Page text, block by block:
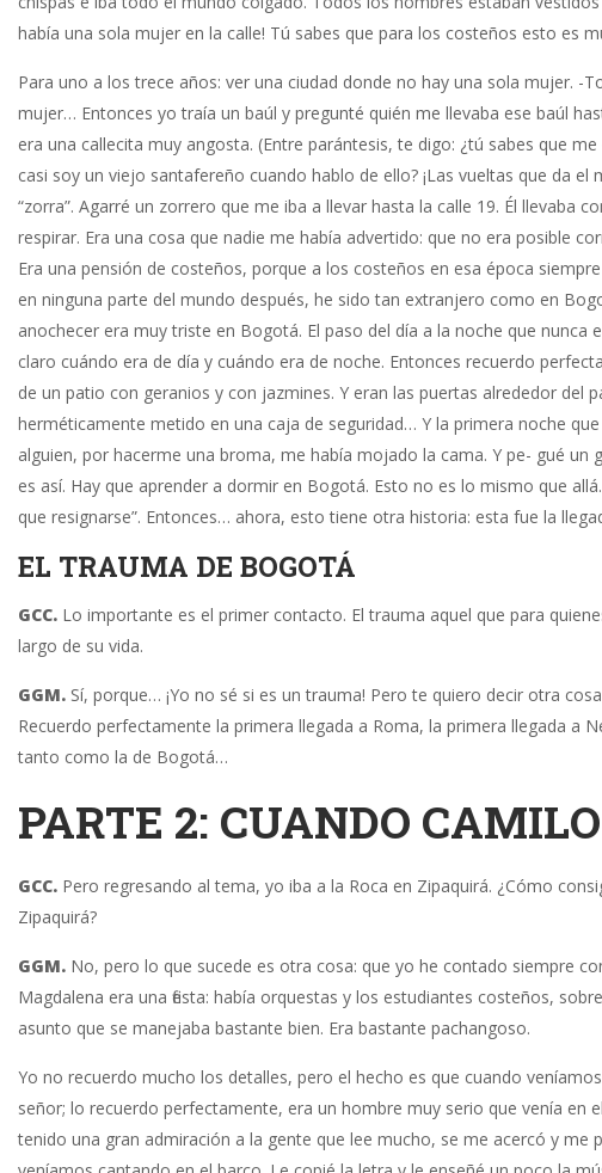
había una sola mujer en la calle! Tú sabes que para los costeños esto es
Para uno a los trece años: ver una ciudad donde no hay una sola mujer. -
mujer… Entonces yo traía un baúl y pregunté quién me llevaba ese baúl
era una callecita muy angosta. (Entre parántesis, te digo: ¿tú sabes que
casi soy un viejo santafereño cuando hablo de ello? ¡Las vueltas que da
“zorra”. Agarré un zorrero que me iba a llevar hasta la calle 19. Él llevaba
respirar. Era una cosa que nadie me había advertido: que no era posible
Era una pensión de costeños, porque a los costeños en esa época
en ninguna parte del mundo después, he sido tan extranjero como en
anochecer era muy triste en Bogotá. El paso del día a la noche que nunca
claro cuándo era de día y cuándo era de noche. Entonces recuerdo
de un patio con geranios y con jazmines. Y eran las puertas alrededor del
herméticamente metido en una caja de seguridad… Y la primera noche
alguien, por hacerme una broma, me había mojado la cama. Y pe- gué
es así. Hay que aprender a dormir en Bogotá. Esto no es lo mismo que
que resignarse”. Entonces… ahora, esto tiene otra historia: esta fue la
EL TRAUMA DE BOGOTÁ
GCC. Lo importante es el primer contacto. El trauma aquel que para
largo de su vida.
GGM. Sí, porque… ¡Yo no sé si es un trauma! Pero te quiero decir otra
Recuerdo perfectamente la primera llegada a Roma, la primera llegada a
tanto como la de Bogotá…
PARTE 2: CUANDO
GCC. Pero regresando al tema, yo iba a la Roca en Zipaquirá. ¿Cómo
Zipaquirá?
GGM. No, pero lo que sucede es otra cosa: que yo he contado siempre
Magdalena era una fiesta: había orquestas y los estudiantes costeños,
asunto que se manejaba bastante bien. Era bastante pachangoso.
Yo no recuerdo mucho los detalles, pero el hecho es que cuando
señor; lo recuerdo perfectamente, era un hombre muy serio que venía en
tenido una gran admiración a la gente que lee mucho, se me acercó y me